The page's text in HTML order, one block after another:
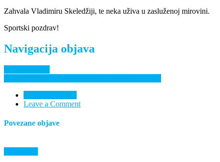
Zahvala Vladimiru Skeledžiji, te neka uživa u zasluženoj mirovini.
Sportski pozdrav!
Navigacija objava
Leave a Comment
Povezane objave